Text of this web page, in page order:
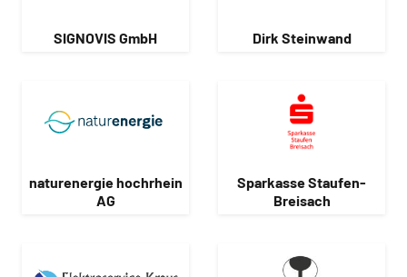
SIGNOVIS GmbH Dirk Steinwand
naturenergie hochrhein
AG
Sparkasse Staufen-
Breisach